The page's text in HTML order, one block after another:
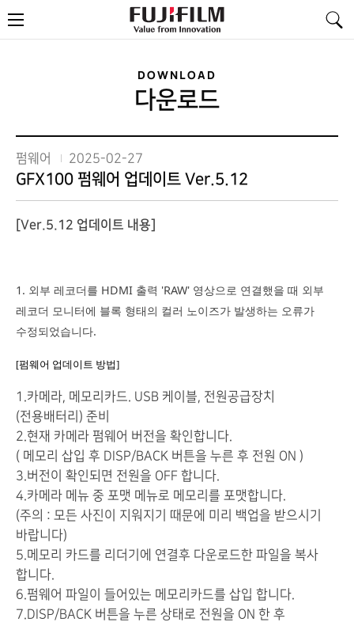
메
뉴
DOWNLOAD
다운로드
펌웨어 2025-02-27
GFX100 펌웨어 업데이트 Ver.5.12
[Ver.5.12 업데이트 내용]
1. 외부 레코더를 HDMI 출력 'RAW' 영상으로 연결했을 때 외부
레코더 모니터에 블록 형태의 컬러 노이즈가 발생하는 오류가
수정되었습니다.
[펌웨어 업데이트 방법]
1.카메라, 메모리카드. USB 케이블, 전원공급장치
(전용배터리) 준비
2.현재 카메라 펌웨어 버전을 확인합니다.
( 메모리 삽입 후 DISP/BACK 버튼을 누른 후 전원 ON )
3.버전이 확인되면 전원을 OFF 합니다.
4.카메라 메뉴 중 포맷 메뉴로 메모리를 포맷합니다.
(주의 : 모든 사진이 지워지기 때문에 미리 백업을 받으시기
바랍니다)
5.메모리 카드를 리더기에 연결후 다운로드한 파일을 복사
합니다.
6.펌웨어 파일이 들어있는 메모리카드를 삽입 합니다.
7.DISP/BACK 버튼을 누른 상태로 전원을 ON 한 후